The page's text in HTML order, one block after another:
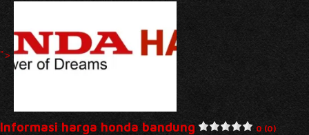
">
Informasi harga honda bandung
0 (0)